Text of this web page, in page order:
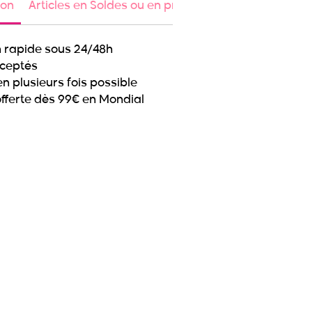
Articles en Soldes ou en promotion
rapide sous 24/48h
plusieurs fois possible
dès 99€ en Mondial